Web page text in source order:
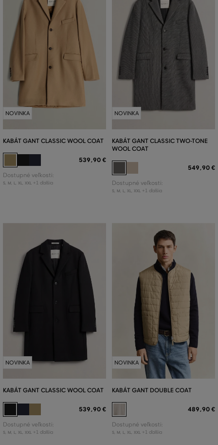
NOVINKA
KABÁT GANT CLASSIC WOOL COAT
539,90 €
Dostupné veľkosti:
S, M L XL XXL +1 ďalšia
NOVINKA
KABÁT GANT CLASSIC TWO-TONE
WOOL COAT
549,90 €
Dostupné veľkosti:
S, M L XL XXL +1 ďalšia
NOVINKA
KABÁT GANT CLASSIC WOOL COAT
539,90 €
Dostupné veľkosti:
S, M L XL XXL +1 ďalšia
NOVINKA
KABÁT GANT DOUBLE COAT
489,90 €
Dostupné veľkosti:
S, M L XL XXL +1 ďalšia